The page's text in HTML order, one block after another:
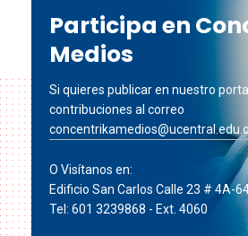
Participa en
Medios
Si quieres publicar en nuestro
contribuciones al correo
O Visítanos en:
Edificio San Carlos Calle 23 # 4A-
Tel: 601 3239868 - Ext. 4060